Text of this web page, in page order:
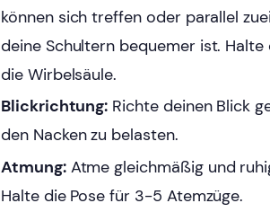
können sich treffen oder parallel
deine Schultern bequemer ist.
die Wirbelsäule.
Blickrichtung: Richte deinen Blick
den Nacken zu belasten.
Atmung:Atme gleichmäßig und
Halte die Pose für 3-5 Atemzüge.